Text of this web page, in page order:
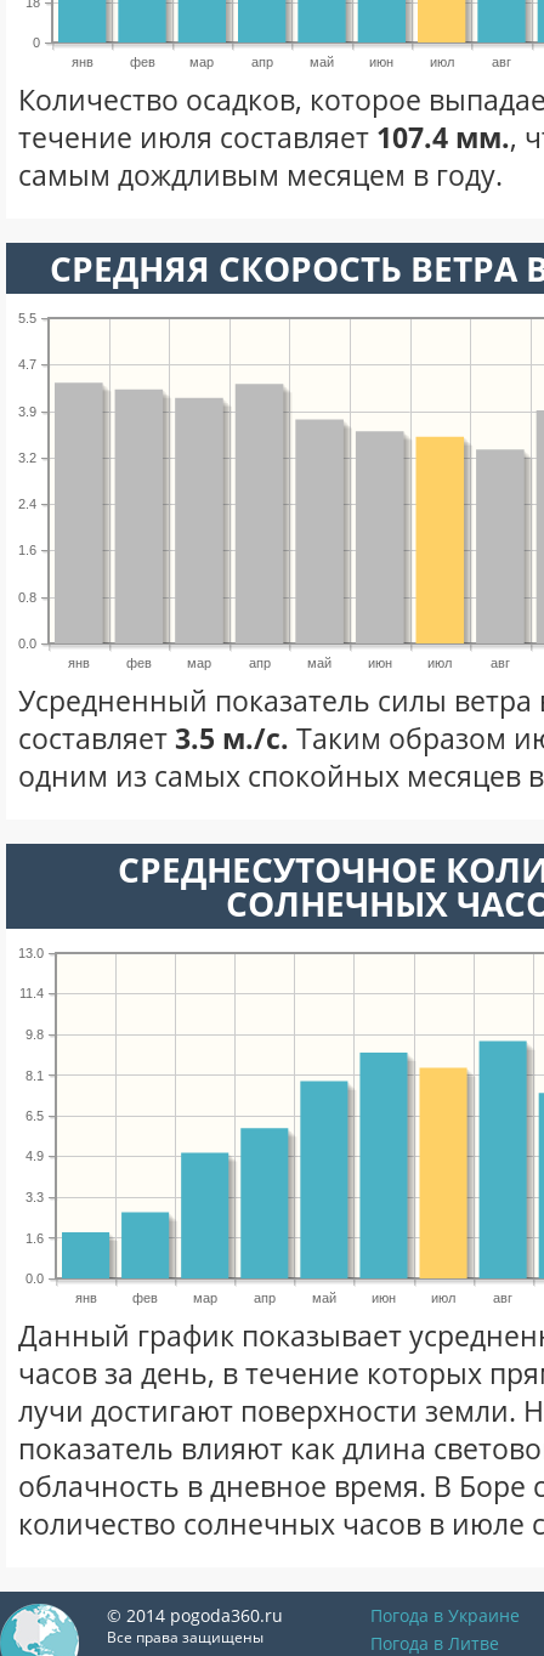
янв фев мар апр май июн июл авг
0
Количество осадков, которое
течение июля составляет 107.4 мм.,
самым дождливым месяцем в году.
СРЕДНЯЯ СКОРОСТЬ
янв фев мар апр май июн июл авг
0.0
0.8
1.6
2.4
3.2
3.9
4.7
5.5
Усредненный показатель силы
составляет3.5 м./с. Таким образом
одним из самых спокойных месяцев
СРЕДНЕСУТОЧНОЕ
СОЛНЕЧНЫХ
янв фев мар апр май июн июл авг
0.0
1.6
3.3
4.9
6.5
8.1
9.8
11.4
13.0
Данный график показывает
часов за день, в течение которых
лучи достигают поверхности земли.
показатель влияют как длина
облачность в дневное время. В Боре
количество солнечных часов в июле
© 2014 pogoda360.ru
Все права защищены
Погода в Украине
Погода в Литве